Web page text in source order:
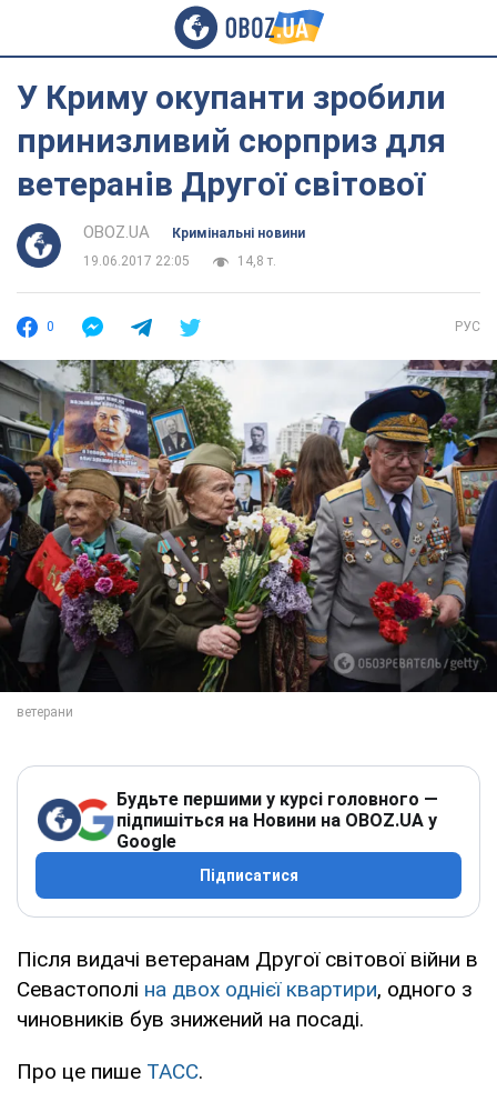
У Криму окупанти зробили
принизливий сюрприз для
ветеранів Другої світової
OBOZ.UA
Кримінальні новини
19.06.2017 22:05
14,8 т.
0 РУС
Будьте першими у курсі головного —
підпишіться на Новини на OBOZ.UA у
Google
Підписатися
Після видачі ветеранам Другої світової війни в
Севастополі на двох однієї квартири, одного з
чиновників був знижений на посаді.
Про це пише ТАСС.